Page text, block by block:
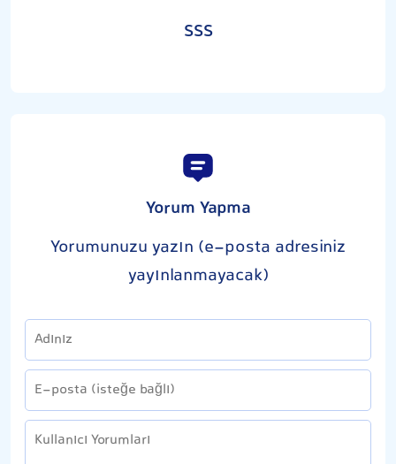
SSS
Yorum Yapma
Yorumunuzu yazın (e-posta adresiniz
yayınlanmayacak)